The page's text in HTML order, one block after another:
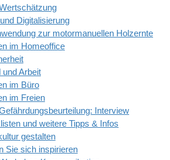
Digitalisierung
zur motormanuellen Holzernte
im Homeoffice
und Arbeit
im Büro
im Freien
Interview
und weitere Tipps & Infos
gestalten
Sie sich inspirieren